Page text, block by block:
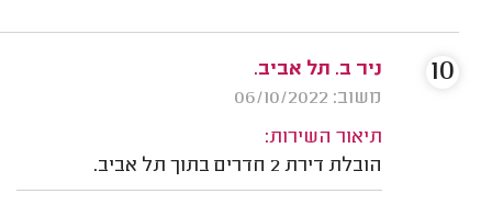
ניר ב. תל אביב.
משוב: 06/10/2022
תיאור השירות:
הובלת דירת 2 חדרים בתוך תל אביב.
10